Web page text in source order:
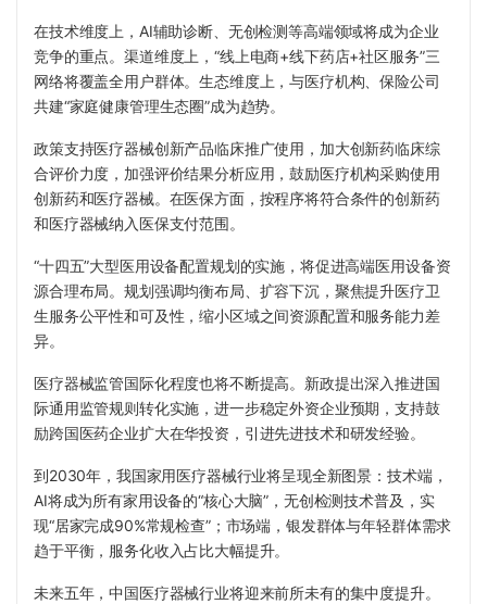
在技术维度上，AI辅助诊断、无创检测等高端领域将成为企业
竞争的重点。渠道维度上，“线上电商+线下药店+社区服务”三
网络将覆盖全用户群体。生态维度上，与医疗机构、保险公司
共建“家庭健康管理生态圈”成为趋势。
政策支持医疗器械创新产品临床推广使用，加大创新药临床综
合评价力度，加强评价结果分析应用，鼓励医疗机构采购使用
创新药和医疗器械。在医保方面，按程序将符合条件的创新药
和医疗器械纳入医保支付范围。
“十四五”大型医用设备配置规划的实施，将促进高端医用设备资
源合理布局。规划强调均衡布局、扩容下沉，聚焦提升医疗卫
生服务公平性和可及性，缩小区域之间资源配置和服务能力差
异。
医疗器械监管国际化程度也将不断提高。新政提出深入推进国
际通用监管规则转化实施，进一步稳定外资企业预期，支持鼓
励跨国医药企业扩大在华投资，引进先进技术和研发经验。
到2030年，我国家用医疗器械行业将呈现全新图景：技术端，
AI将成为所有家用设备的“核心大脑”，无创检测技术普及，实
现“居家完成90%常规检查”；市场端，银发群体与年轻群体需求
趋于平衡，服务化收入占比大幅提升。
未来五年，中国医疗器械行业将迎来前所未有的集中度提升。